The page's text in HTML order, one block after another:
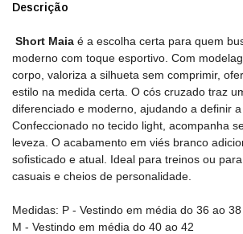
Descrição
Short Maia é a escolha certa para quem
moderno com toque esportivo. Com
corpo, valoriza a silhueta sem comprimir,
estilo na medida certa. O cós cruzado traz
diferenciado e moderno, ajudando a definir
Confeccionado no tecido light, acompanha
leveza. O acabamento em viés branco
sofisticado e atual. Ideal para treinos ou
casuais e cheios de personalidade.
Medidas: P - Vestindo em média do 36 ao 38
M - Vestindo em média do 40 ao 42